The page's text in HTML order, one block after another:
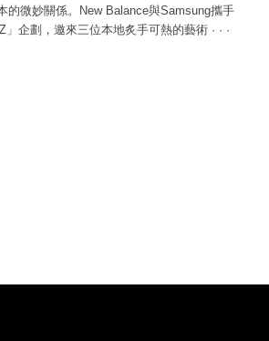
的微妙關係。New Balance與Samsung攜手
」企劃，邀來三位本地炙手可熱的藝術 · · ·